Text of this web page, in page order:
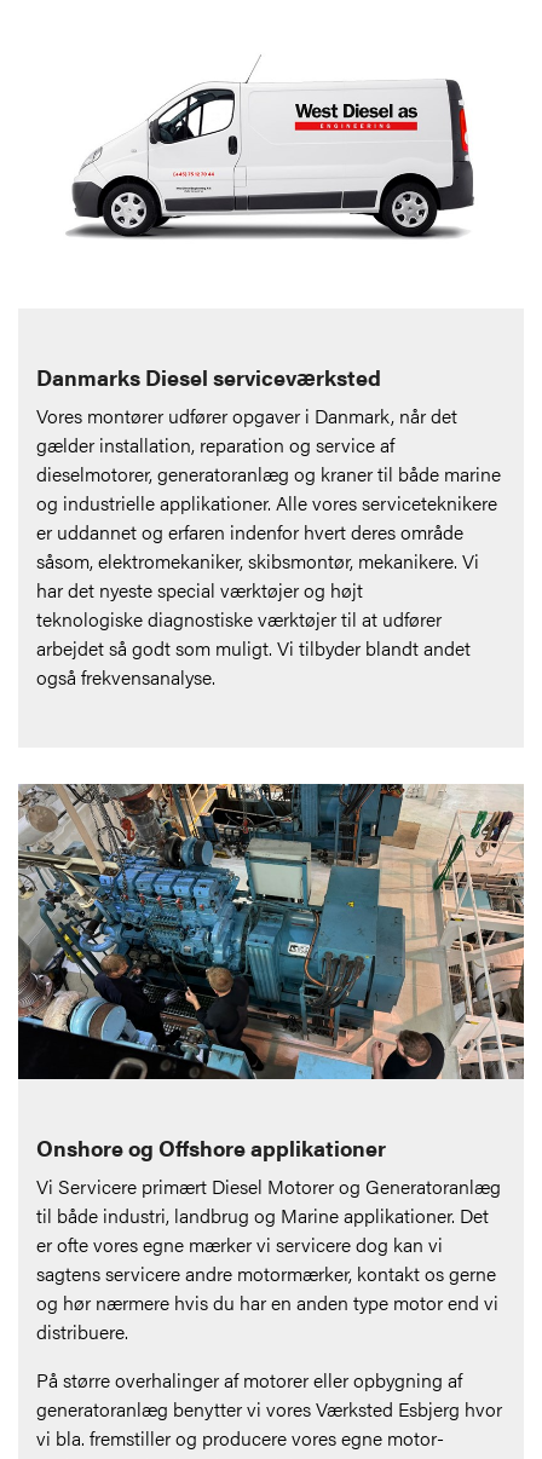
Danmarks Diesel serviceværksted
Vores montører udfører opgaver i Danmark, når det
gælder installation, reparation og service af
dieselmotorer, generatoranlæg og kraner til både marine
og industrielle applikationer. Alle vores serviceteknikere
er uddannet og erfaren indenfor hvert deres område
såsom, elektromekaniker, skibsmontør, mekanikere. Vi
har det nyeste special værktøjer og højt
teknologiskediagnostiske værktøjertil at udfører
arbejdet så godt som muligt. Vi tilbyder blandt andet
også frekvensanalyse.
Onshore og Offshore applikationer
Vi Servicere primært Diesel Motorer og Generatoranlæg
til både industri, landbrug og Marine applikationer. Det
er ofte vores egne mærker vi servicere dog kan vi
sagtens servicere andre motormærker, kontakt os gerne
og hør nærmere hvis du har en anden type motor end vi
distribuere.
På større overhalinger af motorer eller opbygning af
generatoranlæg benytter vi vores Værksted Esbjerg hvor
vi bla. fremstiller og producere vores egne motor-